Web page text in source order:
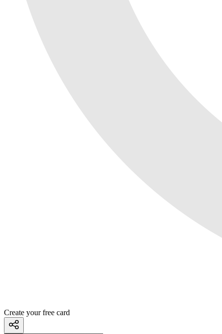
Create your free card